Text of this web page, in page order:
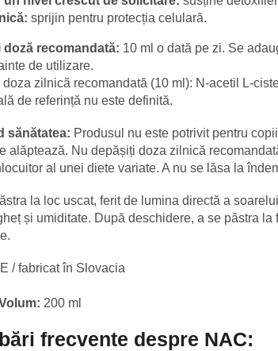
sprijin pentru protecția celulară.
doză recomandată: 10 ml o dată pe zi. Se
de utilizare.
zilnică recomandată (10 ml): N-acetil L-
de referință nu este definită.
sănătatea: Produsul nu este potrivit pentru
alăptează. Nu depășiți doza zilnică
al unei diete variate. A nu se lăsa la
la loc uscat, ferit de lumina directă a
și umiditate. După deschidere, a se păstra la
/ fabricat în Slovacia
200 ml
frecvente despre NAC: